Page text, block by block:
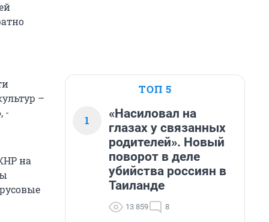
–
-
на
ТОП 5
1
«Насиловал на
глазах у связанных
родителей». Новый
поворот в деле
убийства россиян в
Таиланде
13 859 8